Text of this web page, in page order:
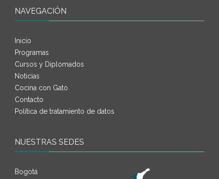
NAVEGACIÓN
Inicio
Programas
Cursos y Diplomados
Noticias
Cocina con Gato
Contacto
Política de tratamiento de datos
NUESTRAS SEDES
Bogotá